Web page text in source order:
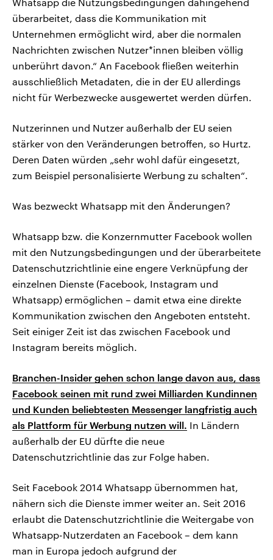
Whatsapp die Nutzungsbedingungen dahingehend
überarbeitet, dass die Kommunikation mit
Unternehmen ermöglicht wird, aber die normalen
Nachrichten zwischen Nutzer*innen bleiben völlig
unberührt davon.“ An Facebook fließen weiterhin
ausschließlich Metadaten, die in der EU allerdings
nicht für Werbezwecke ausgewertet werden dürfen.
Nutzerinnen und Nutzer außerhalb der EU seien
stärker von den Veränderungen betroffen, so Hurtz.
Deren Daten würden „sehr wohl dafür eingesetzt,
zum Beispiel personalisierte Werbung zu schalten“.
Was bezweckt Whatsapp mit den Änderungen?
Whatsapp bzw. die Konzernmutter Facebook wollen
mit den Nutzungsbedingungen und der überarbeitete
Datenschutzrichtlinie eine engere Verknüpfung der
einzelnen Dienste (Facebook, Instagram und
Whatsapp) ermöglichen – damit etwa eine direkte
Kommunikation zwischen den Angeboten entsteht.
Seit einiger Zeit ist das zwischen Facebook und
Instagram bereits möglich.
Branchen-Insider gehen schon lange davon aus, dass
Facebook seinen mit rund zwei Milliarden Kundinnen
und Kunden beliebtesten Messenger langfristig auch
als Plattform für Werbung nutzen will. In Ländern
außerhalb der EU dürfte die neue
Datenschutzrichtlinie das zur Folge haben.
Seit Facebook 2014 Whatsapp übernommen hat,
nähern sich die Dienste immer weiter an. Seit 2016
erlaubt die Datenschutzrichtlinie die Weitergabe von
Whatsapp-Nutzerdaten an Facebook – dem kann
man in Europa jedoch aufgrund der